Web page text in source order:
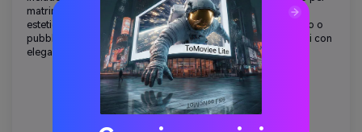
matrimoni invernali, San Valentino di febbraio in climi freddi,
estetica unica di San Valentino, eventi a tema ghiaccio di lusso o
pubblico che cerca immagini di San Valentino non tradizionali con
eleganza fresca piuttosto che caldi rossi tradizionali.